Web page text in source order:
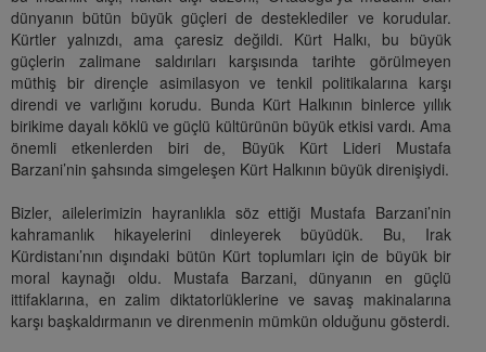
dünyanın bütün büyük güçleri de desteklediler ve korudular.
Kürtler yalnızdı, ama çaresiz değildi. Kürt Halkı, bu büyük
güçlerin zalimane saldırıları karşısında tarihte görülmeyen
müthiş bir dirençle asimilasyon ve tenkil politikalarına karşı
direndi ve varlığını korudu. Bunda Kürt Halkının binlerce yıllık
birikime dayalı köklü ve güçlü kültürünün büyük etkisi vardı. Ama
önemli etkenlerden biri de, Büyük Kürt Lideri Mustafa
Barzani’nin şahsında simgeleşen Kürt Halkının büyük direnişiydi.
Bizler, ailelerimizin hayranlıkla söz ettiği Mustafa Barzani’nin
kahramanlık hikayelerini dinleyerek büyüdük. Bu, Irak
Kürdistanı’nın dışındaki bütün Kürt toplumları için de büyük bir
moral kaynağı oldu. Mustafa Barzani, dünyanın en güçlü
ittifaklarına, en zalim diktatorlüklerine ve savaş makinalarına
karşı başkaldırmanın ve direnmenin mümkün olduğunu gösterdi.